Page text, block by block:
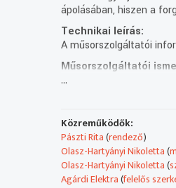
ápolásában, hiszen a
Technikai leírás:
A műsorszolgáltatói
Műsorszolgáltatói
A Magyar Televízióban
ukránok
2022-től minden héten
könnyű és
ajánlóban pedig
...
Közreműködők:
Pászti Rita(rendező)
Olasz-Hartyányi Nikoletta(
Olasz-Hartyányi Nikoletta(
Agárdi Elektra(felelős